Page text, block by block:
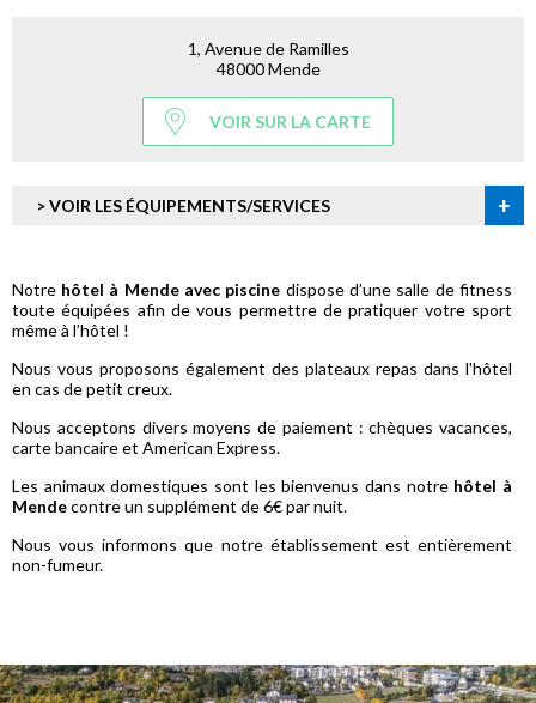
1, Avenue de Ramilles
48000 Mende
VOIR SUR LA CARTE
> VOIR LES ÉQUIPEMENTS/SERVICES +
Notre hôtel à Mende avec piscine dispose d’une salle de fitness
toute équipées afin de vous permettre de pratiquer votre sport
même à l’hôtel !
Nous vous proposons également des plateaux repas dans l'hôtel
en cas de petit creux.
Nous acceptons divers moyens de paiement : chèques vacances,
carte bancaire et American Express.
Les animaux domestiques sont les bienvenus dans notre hôtel à
Mendecontre un supplément de 6€ par nuit.
Nous vous informons que notre établissement est entièrement
non-fumeur.